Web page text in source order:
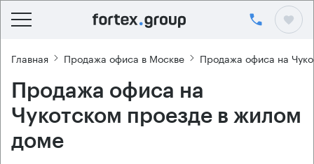
Главная Продажа офиса в Москве Продажа офиса на
Продажа офиса на
Чукотском проезде в жилом
доме